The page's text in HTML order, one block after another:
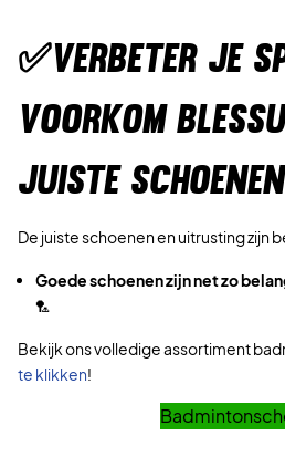
✅VERBETER JE
VOORKOM
JUISTE SCHOENEN
De juiste schoenen en uitrusting zijn
Goede schoenen zijn net zo
🏸
Bekijk ons volledige assortiment
te klikken!